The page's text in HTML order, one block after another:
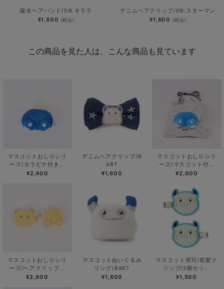
吸水ヘアバンド/DB.キララ
¥1,800 (税込)
デニムヘアクリップ/DB.スターマン
¥1,600 (税込)
この商品を見た人は、こんな商品も見ています
マスコットおしりシリ
ーズ/カラビナ付き...
¥2,400
デニムヘアクリップ/B
ART
¥1,600
マスコットおしりシリ
ーズ/マスコット付...
¥2,000
マスコットおしりシリ
ーズ/ヘアクリップ...
¥2,800
マスコットぬいぐるみ
リング/BART
¥1,600
マスコット実写/前髪ク
リップ/2個セッ...
¥1,500